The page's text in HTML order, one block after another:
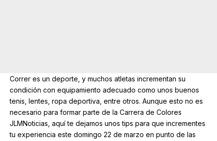
Correr es un deporte, y muchos atletas incrementan su
condición con equipamiento adecuado como unos buenos
tenis, lentes, ropa deportiva, entre otros. Aunque esto no es
necesario para formar parte de la Carrera de Colores
JLMNoticias, aquí te dejamos unos tips para que incrementes
tu experiencia este domingo 22 de marzo en punto de las